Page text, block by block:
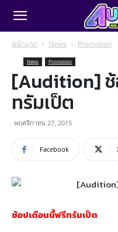
หน้าแรก News Promotion
News Promotion
[Audition]
ทรัมเป็ต
พฤศจิกายน 27, 2015
Facebook
ช้อปเดือนนี้ฟรีทรัมเป็ต